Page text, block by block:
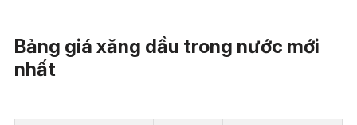
Bảng giá xăng dầu trong nước mới
nhất